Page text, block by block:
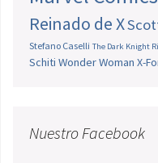
Reinado de X
Stefano Caselli The Dark Knight
Schiti Wonder Woman X-
Nuestro Facebook